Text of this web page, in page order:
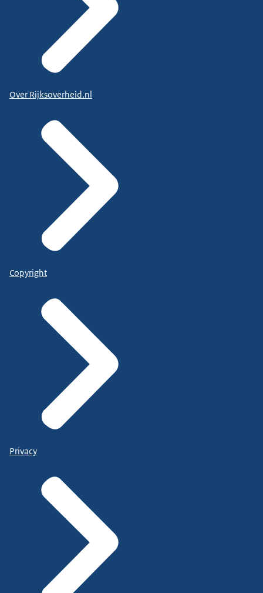
Over Rijksoverheid.nl
Copyright
Privacy